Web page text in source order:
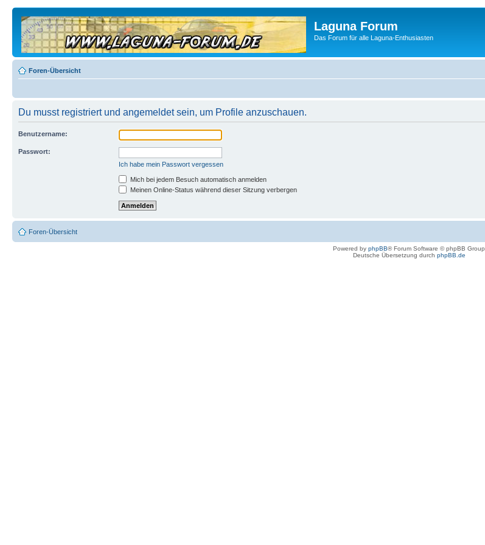
Laguna Forum
Das Forum für alle Laguna-Enthusiasten
Foren-Übersicht
Du musst registriert und angemeldet sein, um Profile anzuschauen.
Benutzername:
Passwort:
Ich habe mein Passwort vergessen
Mich bei jedem Besuch automatisch anmelden
Meinen Online-Status während dieser Sitzung verbergen
Foren-Übersicht
Powered by phpBB® Forum Software © phpBB Group
Deutsche Übersetzung durch phpBB.de